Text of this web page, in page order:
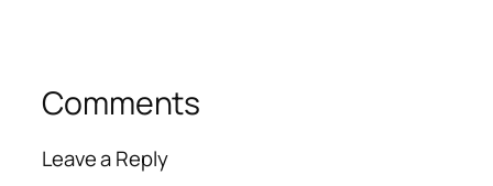
Comments
Leave a Reply